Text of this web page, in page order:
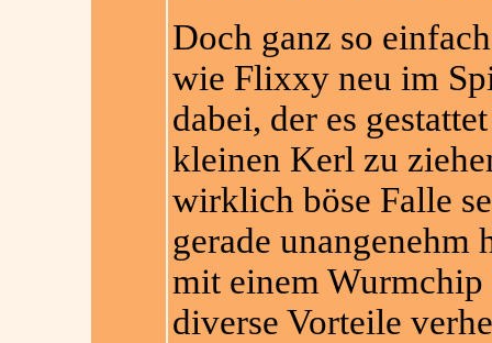
Doch ganz so
wie Flixxy neu im
dabei, der es
kleinen Kerl zu
wirklich böse Falle
gerade
mit einem Wurmchip
diverse Vorteile